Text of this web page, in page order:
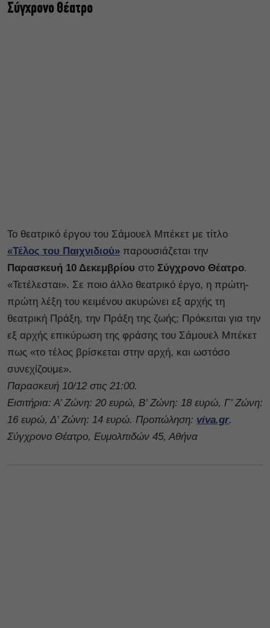
Σύγχρονο Θέατρο
Το θεατρικό έργου του Σάμουελ Μπέκετ με τίτλο
«Τέλος του Παιχνιδιού» παρουσιάζεται την
Παρασκευή 10 Δεκεμβρίου στο Σύγχρονο Θέατρο.
«Τετέλεσται». Σε ποιο άλλο θεατρικό έργο, η πρώτη-
πρώτη λέξη του κειμένου ακυρώνει εξ αρχής τη
θεατρική Πράξη, την Πράξη της ζωής; Πρόκειται για την
εξ αρχής επικύρωση της φράσης του Σάμουελ Μπέκετ
πως «το τέλος βρίσκεται στην αρχή, και ωστόσο
συνεχίζουμε».
Παρασκευή 10/12 στις 21:00.
Εισιτήρια: Α’ Ζώνη: 20 ευρώ, Β’ Ζώνη: 18 ευρώ, Γ’ Ζώνη:
16 ευρώ, Δ’ Ζώνη: 14 ευρώ. Προπώληση: viva.gr.
Σύγχρονο Θέατρο, Ευμολπιδών 45, Αθήνα